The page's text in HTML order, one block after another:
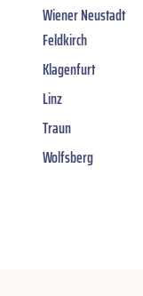
Wiener Neustadt
Feldkirch
Klagenfurt
Linz
Traun
Wolfsberg